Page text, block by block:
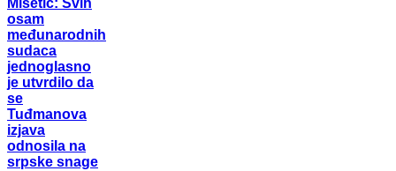
Mišetić: Svih
osam
međunarodnih
sudaca
jednoglasno
je utvrdilo da
se
Tuđmanova
izjava
odnosila na
srpske snage